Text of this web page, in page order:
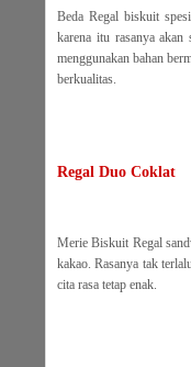
Beda Regal biskuit
karena itu rasanya
menggunakan bahan
berkualitas.
Regal Duo Coklat
Merie Biskuit Regal
kakao. Rasanya tak
cita rasa tetap enak.